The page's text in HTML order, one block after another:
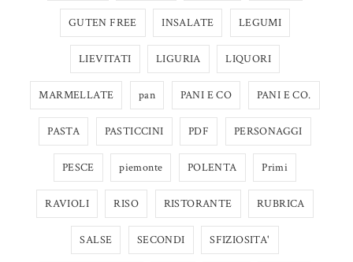
GUTEN FREE INSALATE LEGUMI
LIEVITATI LIGURIA LIQUORI
MARMELLATE pan PANI E CO PANI E CO.
PASTA PASTICCINI PDF PERSONAGGI
PESCE piemonte POLENTA Primi
RAVIOLI RISO RISTORANTE RUBRICA
SALSE SECONDI SFIZIOSITA'